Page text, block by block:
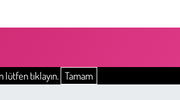
tıklayın. Tamam